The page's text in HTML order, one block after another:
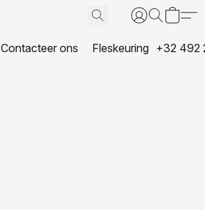
Contacteer ons Fleskeuring +32 492